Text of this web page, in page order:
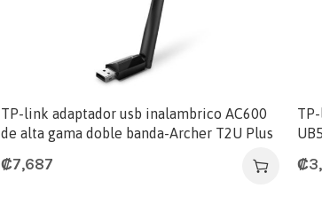
TP-link adaptador usb inalambrico AC600
de alta gama doble banda-Archer T2U Plus
₡7,687 ₡